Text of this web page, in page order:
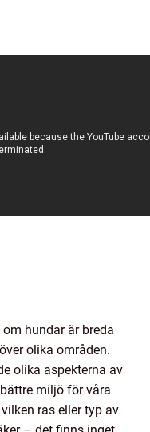
hundar är breda
olika områden.
olika aspekterna av
miljö för våra
ras eller typ av